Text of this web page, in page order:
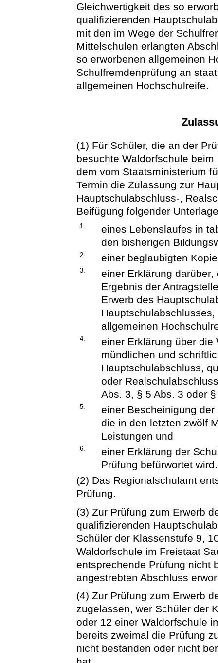
Gleichwertigkeit des so
qualifizierenden
mit den im Wege der
Mittelschulen erlangten
so erworbenen allgemeinen
Schulfremdenprüfung an
allgemeinen Hochschulreife.
(1) Für Schüler, die an der
besuchte Waldorfschule
dem vom Staatsministerium
Termin die Zulassung zur
Hauptschulabschluss-,
Beifügung folgender
1.
eines Lebenslaufes in
den bisherigen
2. einer beglaubigten
3.
einer Erklärung
Ergebnis der
Erwerb des
allgemeinen
4.
einer Erklärung über die
mündlichen und
Hauptschulabschluss,
oder
Abs. 3, § 5 Abs. 3 oder
5.
einer Bescheinigung
die in den letzten zwölf
Leistungen und
6.
einer Erklärung der
Prüfung befürwortet wird.
(2) Das Regionalschulamt
Prüfung.
(3) Zur Prüfung zum Erwerb
qualifizierenden
Schüler der Klassenstufe 9,
Waldorfschule im Freistaat
entsprechende Prüfung nicht
angestrebten Abschluss
(4) Zur Prüfung zum Erwerb
zugelassen, wer Schüler der
oder 12 einer Waldorfschule
bereits zweimal die Prüfung
nicht bestanden oder nicht